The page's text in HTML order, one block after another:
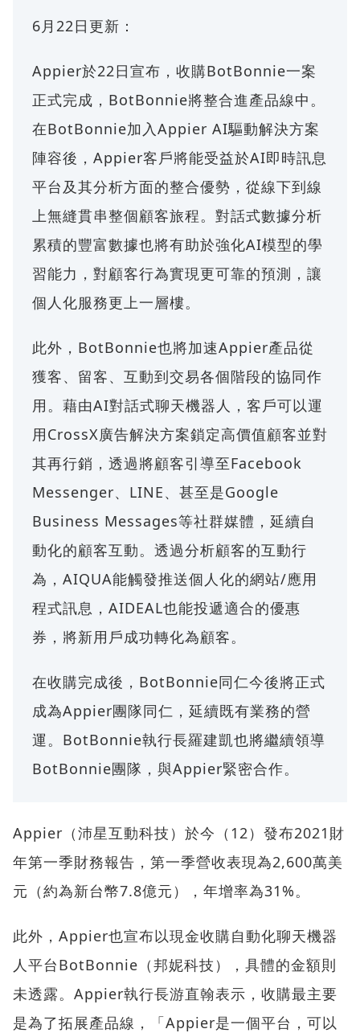
6月22日更新：
Appier於22日宣布，收購BotBonnie一案
正式完成，BotBonnie將整合進產品線中。
在BotBonnie加入Appier AI驅動解決方案
陣容後，Appier客戶將能受益於AI即時訊息
平台及其分析方面的整合優勢，從線下到線
上無縫貫串整個顧客旅程。對話式數據分析
累積的豐富數據也將有助於強化AI模型的學
習能力，對顧客行為實現更可靠的預測，讓
個人化服務更上一層樓。
此外，BotBonnie也將加速Appier產品從
獲客、留客、互動到交易各個階段的協同作
用。藉由AI對話式聊天機器人，客戶可以運
用CrossX廣告解決方案鎖定高價值顧客並對
其再行銷，透過將顧客引導至Facebook
Messenger、LINE、甚至是Google
Business Messages等社群媒體，延續自
動化的顧客互動。透過分析顧客的互動行
為，AIQUA能觸發推送個人化的網站/應用
程式訊息，AIDEAL也能投遞適合的優惠
券，將新用戶成功轉化為顧客。
在收購完成後，BotBonnie同仁今後將正式
成為Appier團隊同仁，延續既有業務的營
運。BotBonnie執行長羅建凱也將繼續領導
BotBonnie團隊，與Appier緊密合作。
Appier（沛星互動科技）於今（12）發布2021財
年第一季財務報告，第一季營收表現為2,600萬美
元（約為新台幣7.8億元），年增率為31%。
此外，Appier也宣布以現金收購自動化聊天機器
人平台BotBonnie（邦妮科技），具體的金額則
未透露。Appier執行長游直翰表示，收購最主要
是為了拓展產品線，「Appier是一個平台，可以